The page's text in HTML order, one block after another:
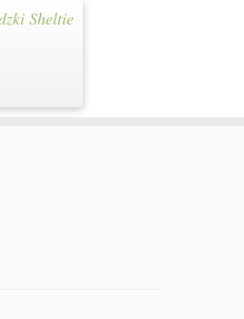
Sheltie